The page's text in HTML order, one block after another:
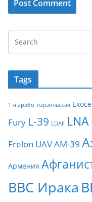
Tags
1-я арабо-израильская
Fury L-39 LDAF LNA
Frelon UAVАМ-39
Армения
ВВС Ирака